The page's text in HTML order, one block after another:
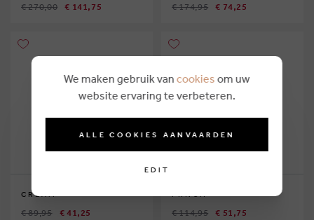
€ 270,00 € 141,75 € 174,95 € 74,25
CREAM
€ 89,95 € 41,25
FRNCH
€ 114,95 € 51,75
We maken gebruik van cookies om uw
website ervaring te verbeteren.
ALLE COOKIES AANVAARDEN
EDIT